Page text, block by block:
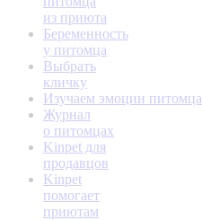
из приюта
Беременность
у питомца
Выбрать
кличку
Изучаем эмоции питомца
Журнал
о питомцах
Kinpet для
продавцов
Kinpet
помогает
приютам